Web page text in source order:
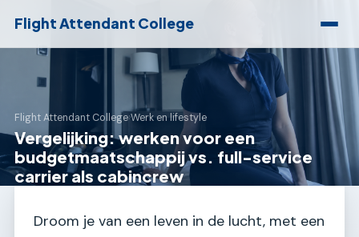
Flight Attendant College
Flight Attendant College›Werk en lifestyle
Vergelijking: werken voor een
budgetmaatschappij vs. full-service
carrier als cabincrew
Droom je van een leven in de lucht, met een